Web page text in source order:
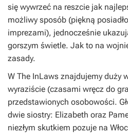
się wywrzeć na reszcie jak
możliwy sposób (piękną
imprezami), jednocześnie
gorszym świetle. Jak to na
zasady.
W The InLaws znajdujemy duży
wyraziście (czasami wręcz do
przedstawionych osobowości.
dwie siostry: Elizabeth oraz
niezłym skutkiem pozuje na